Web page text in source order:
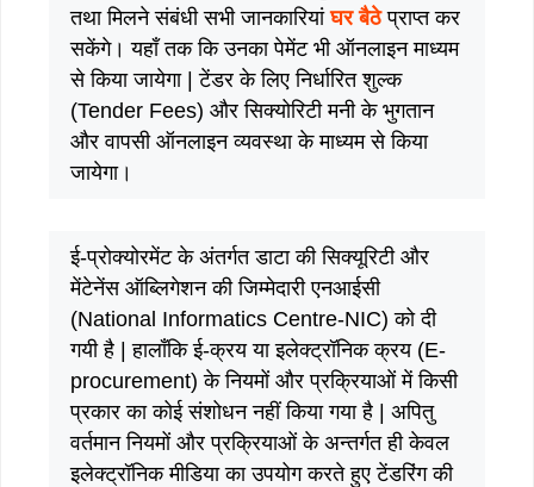
तथा मिलने संबंधी सभी जानकारियांघर बैठे प्राप्त कर
सकेंगे। यहाँ तक कि उनका पेमेंट भी ऑनलाइन माध्यम
से किया जायेगा | टेंडर के लिए निर्धारित शुल्क
(Tender Fees) और सिक्योरिटी मनी के भुगतान
और वापसी ऑनलाइन व्यवस्था के माध्यम से किया
जायेगा।
ई-प्रोक्योरमेंट के अंतर्गत डाटा की सिक्यूरिटी और
मेंटेनेंस ऑब्लिगेशन की जिम्मेदारी एनआईसी
(National Informatics Centre-NIC) को दी
गयी है | हालाँकि ई-क्रय या इलेक्ट्रॉनिक क्रय (E-
procurement) के नियमों और प्रक्रियाओं में किसी
प्रकार का कोई संशोधन नहीं किया गया है | अपितु
वर्तमान नियमों और प्रक्रियाओं के अन्तर्गत ही केवल
इलेक्ट्रॉनिक मीडिया का उपयोग करते हुए टेंडरिंग की